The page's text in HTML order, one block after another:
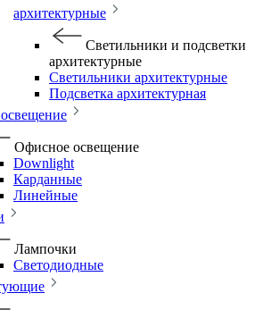
архитектурные
Светильники и подсветки
архитектурные
Светильники архитектурные
Подсветка архитектурная
Офисное освещение
Downlight
Карданные
Линейные
Лампочки
Светодиодные